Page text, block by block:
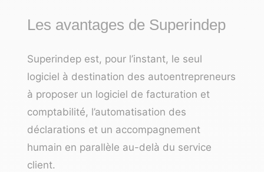
Les avantages de Superindep
Superindep est, pour l’instant, le seul
logiciel à destination des autoentrepreneurs
à proposer un logiciel de facturation et
comptabilité, l’automatisation des
déclarations et un accompagnement
humain en parallèle au-delà du service
client.